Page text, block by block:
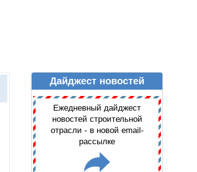
ДАЙДЖЕСТ НОВОСТЕЙДайджест новостей
Ежедневный дайджест
новостей строительной
отрасли - в новой email-
рассылке